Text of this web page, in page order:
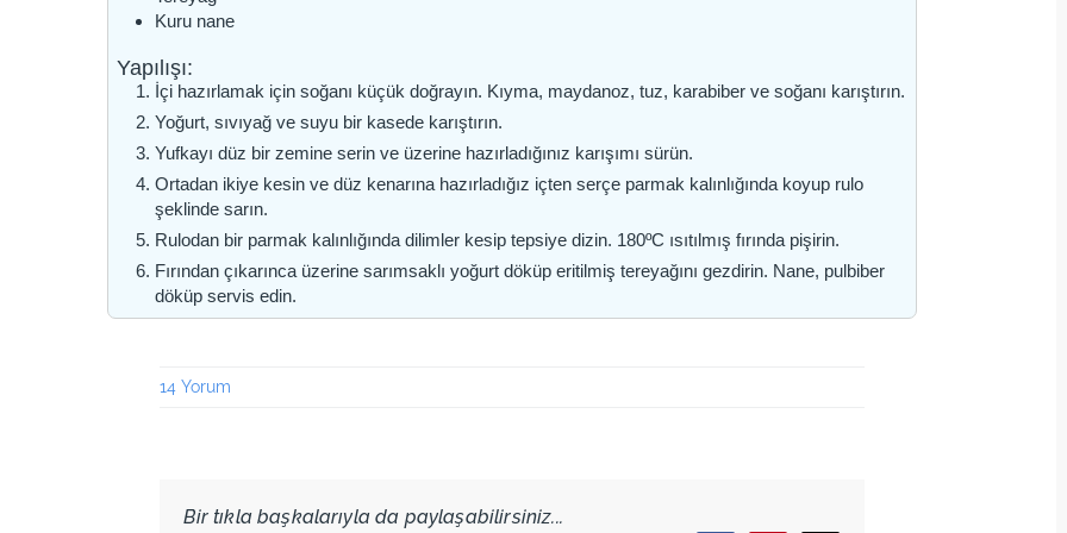
Kuru nane
Yapılışı:
İçi hazırlamak için soğanı küçük doğrayın. Kıyma, maydanoz, tuz, karabiber ve soğanı karıştırın.
Yoğurt, sıvıyağ ve suyu bir kasede karıştırın.
Yufkayı düz bir zemine serin ve üzerine hazırladığınız karışımı sürün.
Ortadan ikiye kesin ve düz kenarına hazırladığız içten serçe parmak kalınlığında koyup rulo
şeklinde sarın.
Rulodan bir parmak kalınlığında dilimler kesip tepsiye dizin. 180ºC ısıtılmış fırında pişirin.
Fırından çıkarınca üzerine sarımsaklı yoğurt döküp eritilmiş tereyağını gezdirin. Nane, pulbiber
döküp servis edin.
14 Yorum
Bir tıkla başkalarıyla da paylaşabilirsiniz...